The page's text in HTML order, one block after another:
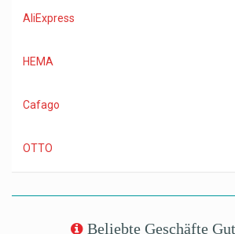
AliExpress
HEMA
Cafago
OTTO
Beliebte Geschäfte